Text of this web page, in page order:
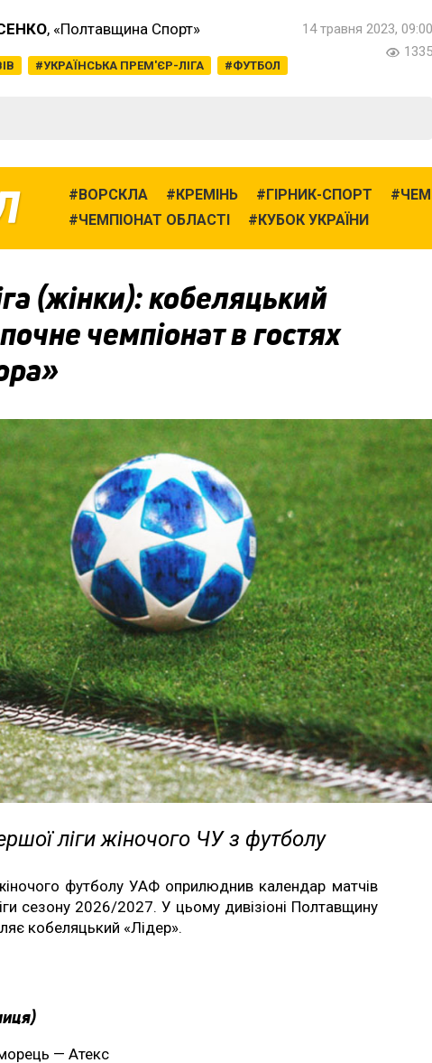
, «Полтавщина Спорт»
УКРАЇНСЬКА ПРЕМ'ЄР-ЛІГА ФУТБОЛ
14 травня 2023, 09:00
1335
ВОРСКЛА КРЕМІНЬ ГІРНИК-СПОРТ
ЧЕМПІОНАТ ОБЛАСТІ
КУБОК УКРАЇНИ
(жінки): кобеляцький
чемпіонат в гостях
ліги жіночого ЧУ з футболу
футболу УАФ оприлюднив календар матчів
сезону 2026/2027. У цьому дивізіоні Полтавщину
кобеляцький «Лідер».
— Атекс